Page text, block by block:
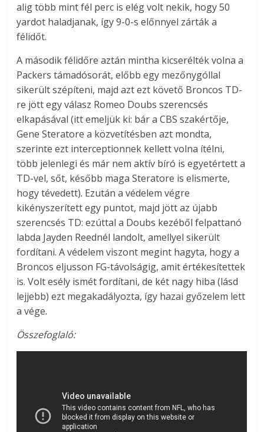
alig több mint fél perc is elég volt nekik, hogy 50
yardot haladjanak, így 9-0-s előnnyel zárták a
félidőt.
A második félidőre aztán mintha kicserélték volna a
Packers támadósorát, előbb egy mezőnygóllal
sikerült szépíteni, majd azt ezt követő Broncos TD-
re jött egy válasz Romeo Doubs szerencsés
elkapásával (itt emeljük ki: bár a CBS szakértője,
Gene Steratore a közvetítésben azt mondta,
szerinte ezt interceptionnek kellett volna ítélni,
több jelenlegi és már nem aktív bíró is egyetértett a
TD-vel, sőt, később maga Steratore is elismerte,
hogy tévedett). Ezután a védelem végre
kikényszerített egy puntot, majd jött az újabb
szerencsés TD: ezúttal a Doubs kezéből felpattanó
labda Jayden Reednél landolt, amellyel sikerült
fordítani. A védelem viszont megint hagyta, hogy a
Broncos eljusson FG-távolságig, amit értékesítettek
is. Volt esély ismét fordítani, de két nagy hiba (lásd
lejjebb) ezt megakadályozta, így hazai győzelem lett
a vége.
Összefoglaló: